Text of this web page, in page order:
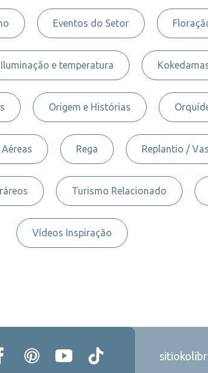
Eventos do Setor
Iluminação e temperatura
Origem e Histórias
Rega Replantio /
Turismo Relacionado
Vídeos Inspiração